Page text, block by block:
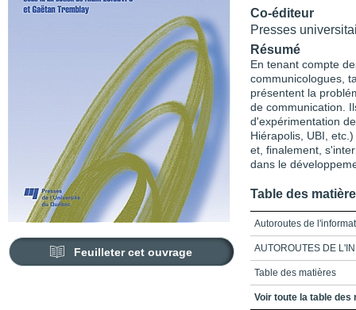
Feuilleter cet ouvrage
Co-éditeur
Presses
Résumé
En tenant compte
communicologues,
présentent la
de communication.
d'expérimentation
Hiérapolis, UBI,
et, finalement,
dans le
Table des
Autoroutes de
AUTOROUTES DE
Table des matières
Introduction
Voir toute la table des